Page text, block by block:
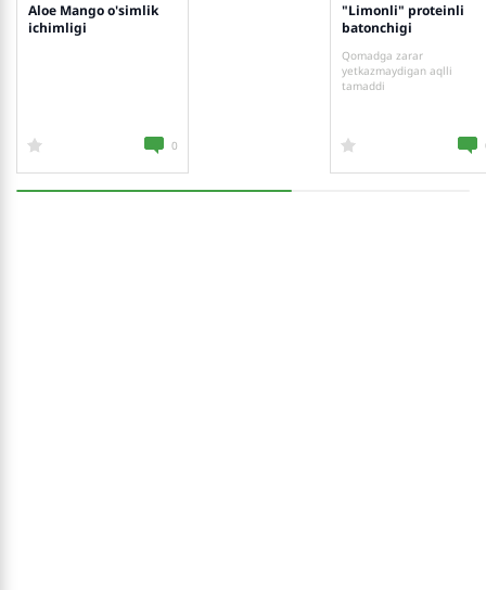
Aloe Mango o'simlik
ichimligi
0
"Limonli" proteinli
batonchigi
Qomadga zarar
yetkazmaydigan aqlli
tamaddi